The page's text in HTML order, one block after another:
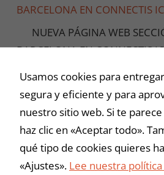
BARCELONA EN CONNECTIS
NUEVA PÁGINA WEB
BARCELONA EN CONNECTIS
la empresa Connectis ICT
nuevas páginas web, que
provincial y estatal. La
tienen como función principal,
Usamos cookies para
segura y eficiente y para
nuestro sitio web. Si te
haz clic en «Aceptar todo».
qué tipo de cookies quieres
«Ajustes». Lee nuestra